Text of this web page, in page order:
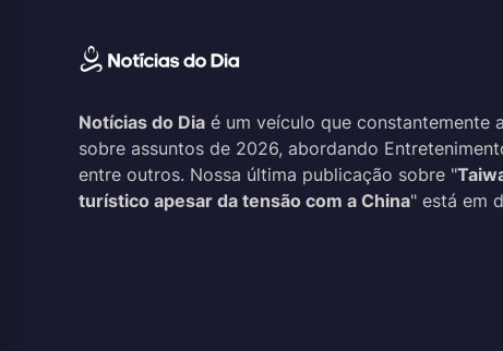
Notícias do Dia é um veículo que constantemente
sobre assuntos de 2026, abordando
entre outros. Nossa última publicação sobre "
turístico apesar da tensão com a China" está em